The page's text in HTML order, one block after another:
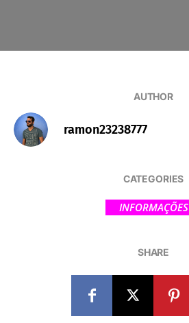
AUTHOR
ramon23238777
CATEGORIES
INFORMAÇÕES
SHARE